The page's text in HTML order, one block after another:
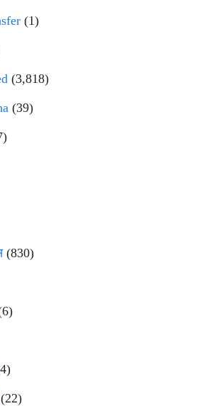
(1)
(3,818)
(39)
(830)
(22)